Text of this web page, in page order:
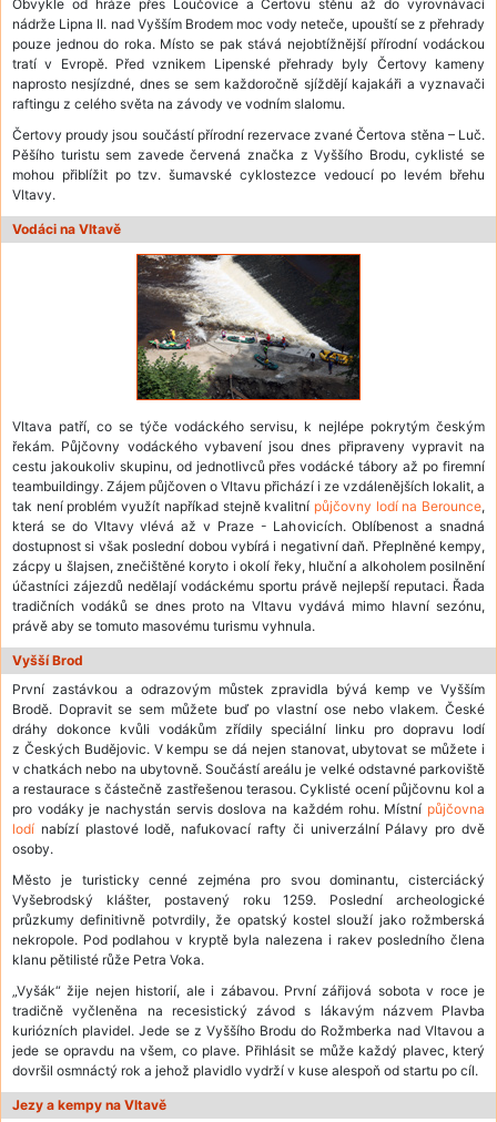
Obvykle od hráze přes Loučovice a Čertovu stěnu až do vyrovnávací
nádrže Lipna II. nad Vyšším Brodem moc vody neteče, upouští se z přehrady
pouze jednou do roka. Místo se pak stává nejobtížnější přírodní vodáckou
tratí v Evropě. Před vznikem Lipenské přehrady byly Čertovy kameny
naprosto nesjízdné, dnes se sem každoročně sjíždějí kajakáři a vyznavači
raftingu z celého světa na závody ve vodním slalomu.
Čertovy proudy jsou součástí přírodní rezervace zvané Čertova stěna – Luč.
Pěšího turistu sem zavede červená značka z Vyššího Brodu, cyklisté se
mohou přiblížit po tzv. šumavské cyklostezce vedoucí po levém břehu
Vltavy.
Vodáci na Vltavě
Vltava patří, co se týče vodáckého servisu, k nejlépe pokrytým českým
řekám. Půjčovny vodáckého vybavení jsou dnes připraveny vypravit na
cestu jakoukoliv skupinu, od jednotlivců přes vodácké tábory až po firemní
teambuildingy. Zájem půjčoven o Vltavu přichází i ze vzdálenějších lokalit, a
tak není problém využít napříkad stejně kvalitní půjčovny lodí na Berounce,
která se do Vltavy vlévá až v Praze - Lahovicích. Oblíbenost a snadná
dostupnost si však poslední dobou vybírá i negativní daň. Přeplněné kempy,
zácpy u šlajsen, znečištěné koryto i okolí řeky, hluční a alkoholem posilnění
účastníci zájezdů nedělají vodáckému sportu právě nejlepší reputaci. Řada
tradičních vodáků se dnes proto na Vltavu vydává mimo hlavní sezónu,
právě aby se tomuto masovému turismu vyhnula.
Vyšší Brod
První zastávkou a odrazovým můstek zpravidla bývá kemp ve Vyšším
Brodě. Dopravit se sem můžete buď po vlastní ose nebo vlakem. České
dráhy dokonce kvůli vodákům zřídily speciální linku pro dopravu lodí
z Českých Budějovic. V kempu se dá nejen stanovat, ubytovat se můžete i
v chatkách nebo na ubytovně. Součástí areálu je velké odstavné parkoviště
a restaurace s částečně zastřešenou terasou. Cyklisté ocení půjčovnu kol a
pro vodáky je nachystán servis doslova na každém rohu. Místní půjčovna
lodí nabízí plastové lodě, nafukovací rafty či univerzální Pálavy pro dvě
osoby.
Město je turisticky cenné zejména pro svou dominantu, cisterciácký
Vyšebrodský klášter, postavený roku 1259. Poslední archeologické
průzkumy definitivně potvrdily, že opatský kostel slouží jako rožmberská
nekropole. Pod podlahou v kryptě byla nalezena i rakev posledního člena
klanu pětilisté růže Petra Voka.
„Vyšák“ žije nejen historií, ale i zábavou. První zářijová sobota v roce je
tradičně vyčleněna na recesistický závod s lákavým názvem Plavba
kuriózních plavidel. Jede se z Vyššího Brodu do Rožmberka nad Vltavou a
jede se opravdu na všem, co plave. Přihlásit se může každý plavec, který
dovršil osmnáctý rok a jehož plavidlo vydrží v kuse alespoň od startu po cíl.
Jezy a kempy na Vltavě